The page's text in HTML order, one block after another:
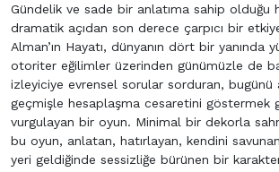
Gündelik ve sade bir anlatıma sahip olduğu
dramatik açıdan son derece çarpıcı bir
Alman’ın Hayatı, dünyanın dört bir yanında
otoriter eğilimler üzerinden günümüzle de
izleyiciye evrensel sorular sorduran, bugünü
geçmişle hesaplaşma cesaretini göstermek
vurgulayan bir oyun. Minimal bir dekorla
bu oyun, anlatan, hatırlayan, kendini
yeri geldiğinde sessizliğe bürünen bir